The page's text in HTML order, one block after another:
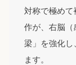
対称で極め
作が、右脳（
梁」を強化し
ます。